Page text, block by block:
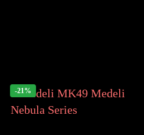
-21%